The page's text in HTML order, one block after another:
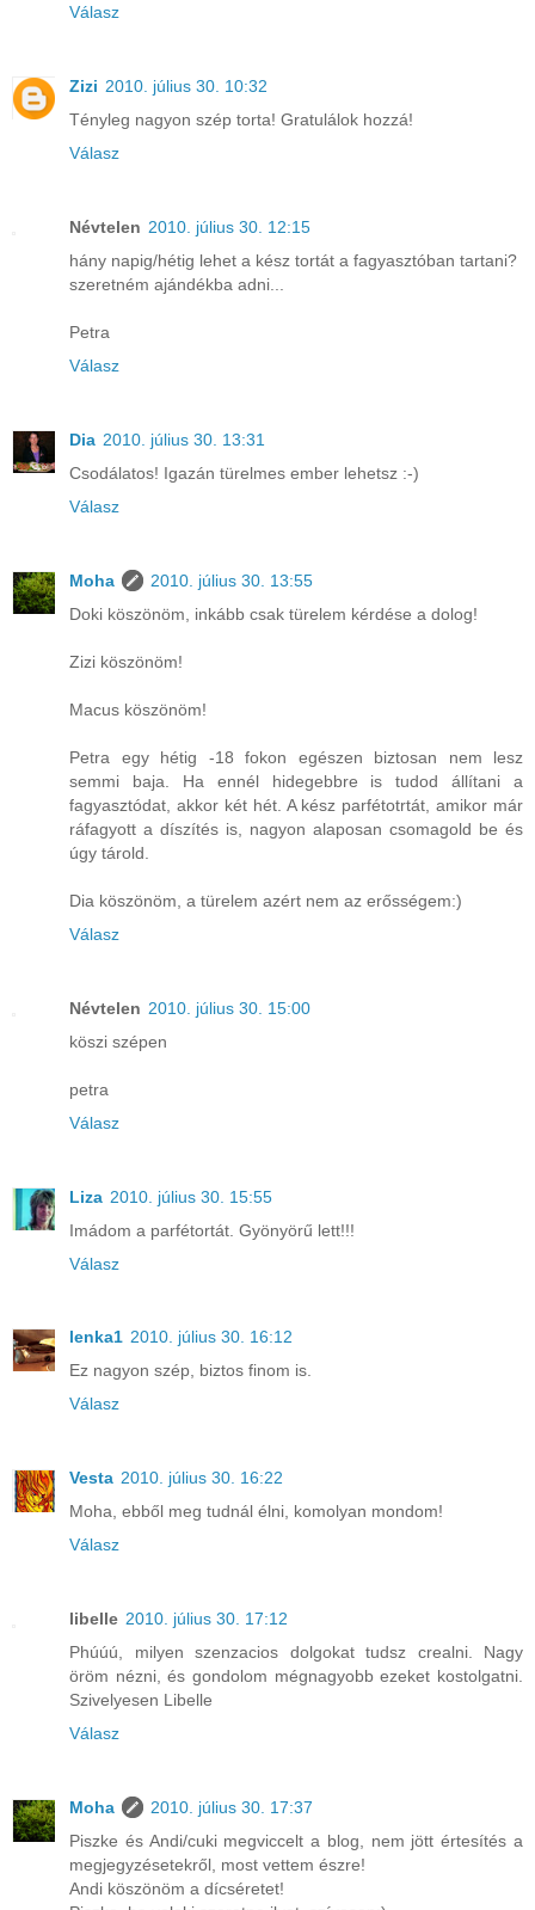
Válasz
Zizi 2010. július 30. 10:32
Tényleg nagyon szép torta! Gratulálok hozzá!
Válasz
Névtelen 2010. július 30. 12:15
hány napig/hétig lehet a kész tortát a fagyasztóban tartani?
szeretném ajándékba adni...
Petra
Válasz
Dia 2010. július 30. 13:31
Csodálatos! Igazán türelmes ember lehetsz :-)
Válasz
Moha
2010. július 30. 13:55
Doki köszönöm, inkább csak türelem kérdése a dolog!
Zizi köszönöm!
Macus köszönöm!
Petra egy hétig -18 fokon egészen biztosan nem lesz
semmi baja. Ha ennél hidegebbre is tudod állítani a
fagyasztódat, akkor két hét. A kész parfétotrtát, amikor már
ráfagyott a díszítés is, nagyon alaposan csomagold be és
úgy tárold.
Dia köszönöm, a türelem azért nem az erősségem:)
Válasz
Névtelen 2010. július 30. 15:00
köszi szépen
petra
Válasz
Liza 2010. július 30. 15:55
Imádom a parfétortát. Gyönyörű lett!!!
Válasz
lenka1 2010. július 30. 16:12
Ez nagyon szép, biztos finom is.
Válasz
Vesta 2010. július 30. 16:22
Moha, ebből meg tudnál élni, komolyan mondom!
Válasz
libelle 2010. július 30. 17:12
Phúúú, milyen szenzacios dolgokat tudsz crealni. Nagy
öröm nézni, és gondolom mégnagyobb ezeket kostolgatni.
Szivelyesen Libelle
Válasz
Moha
2010. július 30. 17:37
Piszke és Andi/cuki megviccelt a blog, nem jött értesítés a
megjegyzésetekről, most vettem észre!
Andi köszönöm a dícséretet!